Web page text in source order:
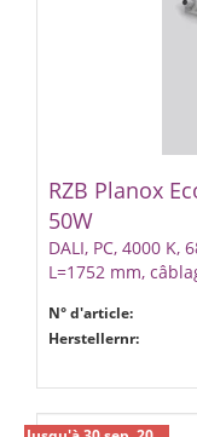
RZB Planox
50W
DALI, PC, 4000 K,
L=1752 mm,
N° d'article:
Herstellernr: